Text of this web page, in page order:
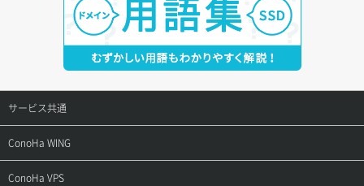
サービス共通
サポートトップ
ご契約・お支払い
ConoHa WING
サポートトップ
ConoHa VPS